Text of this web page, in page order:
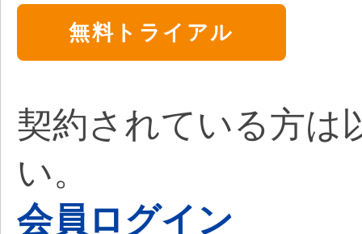
無料トライアル
契約されている方は
い。
会員ログイン